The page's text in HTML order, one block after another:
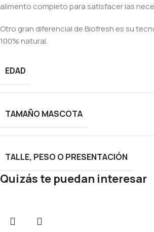
alimento completo para satisfacer las
Otro gran diferencial de Biofresh es su
100% natural.
EDAD
TAMAÑO MASCOTA
TALLE, PESO O PRESENTACIÓN
Quizás te puedan interesar